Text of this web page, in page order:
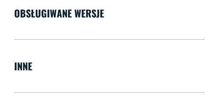
OBSŁUGIWANE WERSJE
INNE